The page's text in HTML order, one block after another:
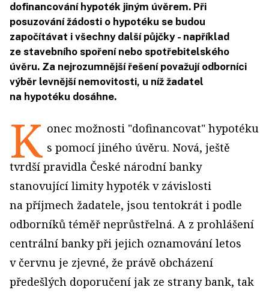
dofinancování hypoték jiným úvěrem. Při
posuzování žádosti o hypotéku se budou
započítávat i všechny další půjčky - například
ze stavebního spoření nebo spotřebitelského
úvěru. Za nejrozumnější řešení považují odborníci
výběr levnější nemovitosti, u níž žadatel
na hypotéku dosáhne.
K onec možnosti "dofinancovat" hypotéku
s pomocí jiného úvěru. Nová, ještě
tvrdší pravidla České národní banky
stanovující limity hypoték v závislosti
na příjmech žadatele, jsou tentokrát i podle
odborníků téměř neprůstřelná. A z prohlášení
centrální banky při jejich oznamování letos
v červnu je zjevné, že právě obcházení
předešlých doporučení jak ze strany bank, tak